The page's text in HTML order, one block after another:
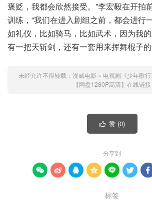
褒贬，我都会欣然接受。”李宏毅在开拍
训练，“我们在进入剧组之前，都会进行
如礼仪，比如骑马，比如武术，因为我
有一把天斩剑，还有一套用来挥舞棍子的
未经允许不得转载： 漫威电影 » 电视剧《少年歌
【网盘1280P高清】在线链接
 赞 (0)
分享到
      
标签